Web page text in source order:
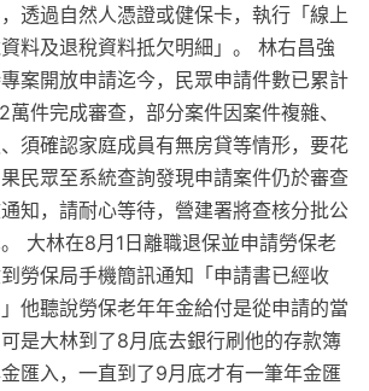
透過自然人憑證或健保卡，執行「線上
料及退稅資料抵欠明細」。 林右昌強
案開放申請迄今，民眾申請件數已累計
件完成審查，部分案件因案件複雜、
須確認家庭成員有無房貸等情形，要花
民眾至系統查詢發現申請案件仍於審查
知，請耐心等待，營建署將查核分批公
大林在8月1日離職退保並申請勞保老
勞保局手機簡訊通知「申請書已經收
他聽說勞保老年年金給付是從申請的當
是大林到了8月底去銀行刷他的存款簿
匯入，一直到了9月底才有一筆年金匯